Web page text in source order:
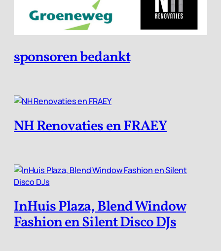
sponsoren bedankt
NH Renovaties en FRAEY
InHuis Plaza, Blend Window
Fashion en Silent Disco DJs